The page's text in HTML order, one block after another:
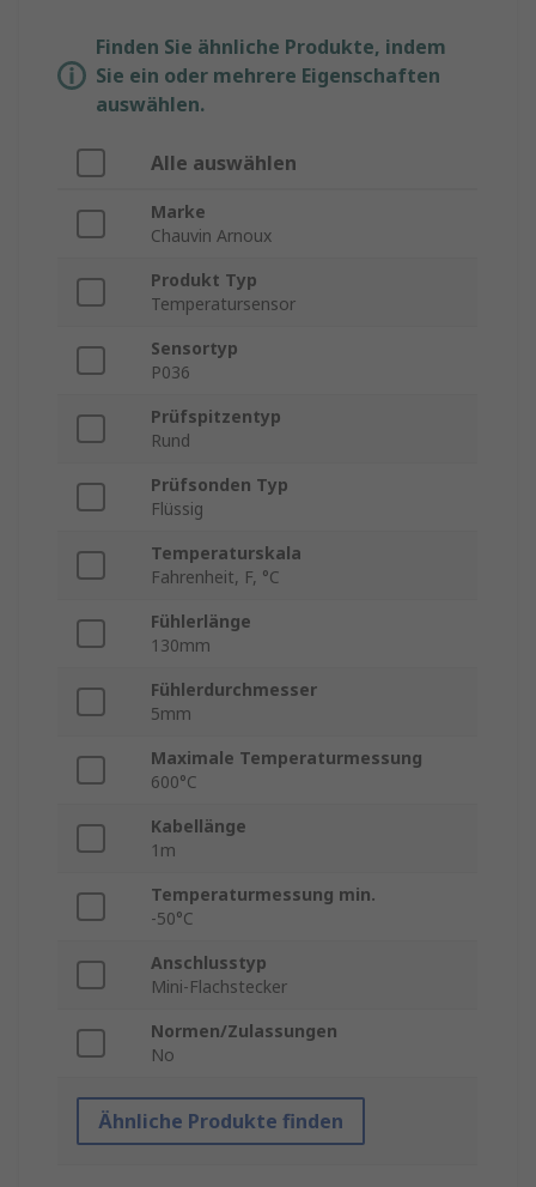
Finden Sie ähnliche Produkte, indem
Sie ein oder mehrere Eigenschaften
auswählen.
Alle auswählen
Marke
Chauvin Arnoux
Produkt Typ
Temperatursensor
Sensortyp
P036
Prüfspitzentyp
Rund
Prüfsonden Typ
Flüssig
Temperaturskala
Fahrenheit, F, °C
Fühlerlänge
130mm
Fühlerdurchmesser
5mm
Maximale Temperaturmessung
600°C
Kabellänge
1m
Temperaturmessung min.
-50°C
Anschlusstyp
Mini-Flachstecker
Normen/Zulassungen
No
Ähnliche Produkte finden